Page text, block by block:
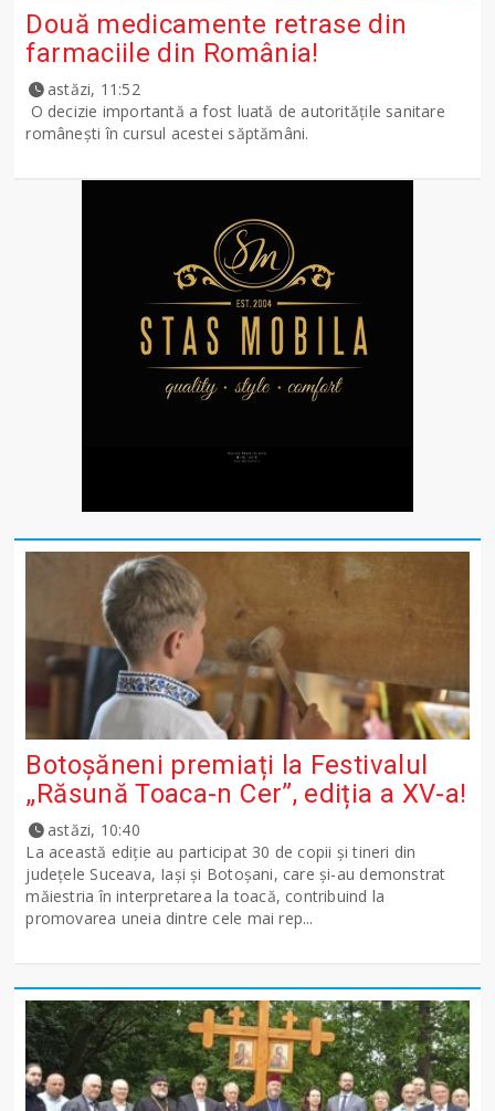
Două medicamente retrase din
farmaciile din România!
astăzi, 11:52
O decizie importantă a fost luată de autoritățile sanitare
românești în cursul acestei săptămâni.
Botoșăneni premiați la Festivalul
„Răsună Toaca-n Cer”, ediția a XV-a!
astăzi, 10:40
La această ediție au participat 30 de copii și tineri din
județele Suceava, Iași și Botoșani, care și-au demonstrat
măiestria în interpretarea la toacă, contribuind la
promovarea uneia dintre cele mai rep...